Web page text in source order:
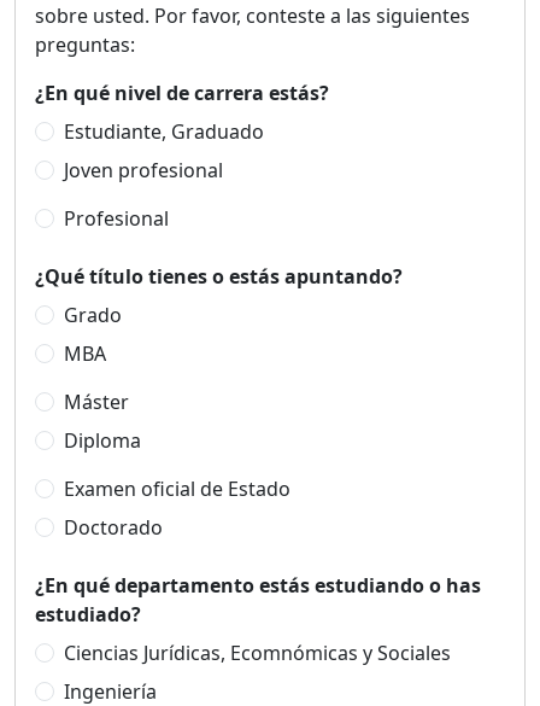
sobre usted. Por favor, conteste a las siguientes
preguntas:
¿En qué nivel de carrera estás?
Estudiante, Graduado
Joven profesional
Profesional
¿Qué título tienes o estás apuntando?
Grado
MBA
Máster
Diploma
Examen oficial de Estado
Doctorado
¿En qué departamento estás estudiando o has
estudiado?
Ciencias Jurídicas, Ecomnómicas y Sociales
Ingeniería